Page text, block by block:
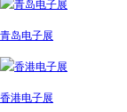
青岛电子展
香港电子展